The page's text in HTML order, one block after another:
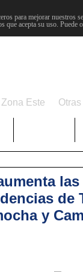
para mejorar nuestros
que acepta su uso.
Zona Este
de
y